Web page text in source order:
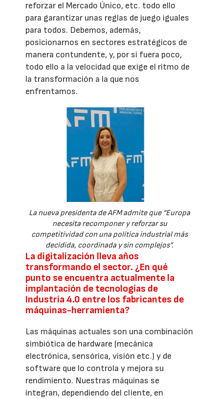
reforzar el Mercado Único, etc. todo ello
para garantizar unas reglas de juego iguales
para todos. Debemos, además,
posicionarnos en sectores estratégicos de
manera contundente, y, por si fuera poco,
todo ello a la velocidad que exige el ritmo de
la transformación a la que nos
enfrentamos.
La nueva presidenta de AFM admite que “Europa
necesita recomponer y reforzar su
competitividad con una política industrial más
decidida, coordinada y sin complejos”.
La digitalización lleva años
transformando el sector. ¿En qué
punto se encuentra actualmente la
implantación de tecnologías de
Industria 4.0 entre los fabricantes de
máquinas-herramienta?
Las máquinas actuales son una combinación
simbiótica de hardware (mecánica
electrónica, sensórica, visión etc.) y de
software que lo controla y mejora su
rendimiento. Nuestras máquinas se
integran, dependiendo del cliente, en